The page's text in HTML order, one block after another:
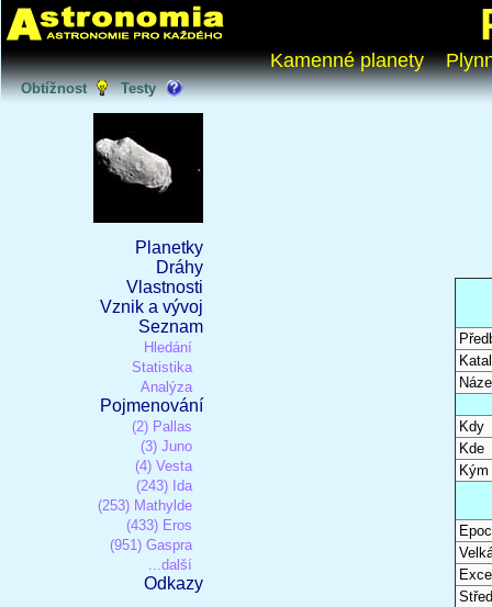
Kamenné planety
Obtížnost Testy
Planetky
Dráhy
Vlastnosti
Vznik a vývoj
Seznam
Hledání
Statistika
Analýza
Pojmenování
(2) Pallas
(3) Juno
(4) Vesta
(243) Ida
(253) Mathylde
(433) Eros
(951) Gaspra
...další
Odkazy
Kdy
Kde
Kým